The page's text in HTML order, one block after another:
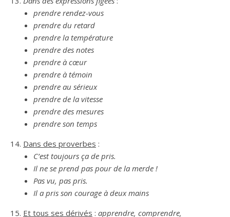
prendre rendez-vous
prendre du retard
prendre la température
prendre des notes
prendre à cœur
prendre à témoin
prendre au sérieux
prendre de la vitesse
prendre des mesures
prendre son temps
Dans des proverbes :
C’est toujours ça de pris.
Il ne se prend pas pour de la merde !
Pas vu, pas pris.
Il a pris son courage à deux mains
Et tous ses dérivés : apprendre, comprendre,